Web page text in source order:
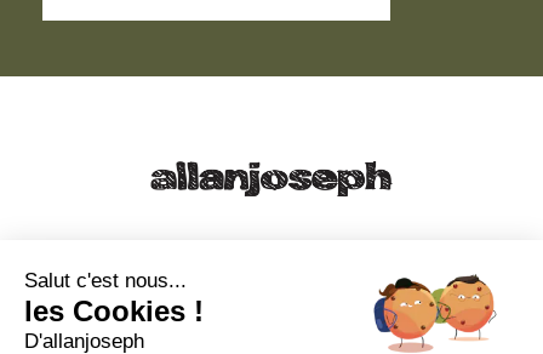
49, RUE FRANCIS DAVSO - 13001 MARSEILLE
Salut c'est nous...
les Cookies !
D'allanjoseph